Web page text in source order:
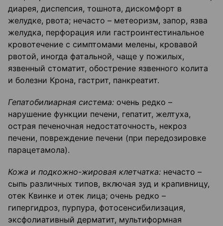
диарея, диспепсия, тошнота, дискомфорт в
желудке, рвота; нечасто – метеоризм, запор, язва
желудка, перфорация или гастроинтестинальное
кровотечение с симптомами мелены, кровавой
рвотой, иногда фатальной, чаще у пожилых,
язвенный стоматит, обострение язвенного колита
и болезни Крона, гастрит, панкреатит.
Гепатобилиарная система: очень редко –
нарушение функции печени, гепатит, желтуха,
острая печеночная недостаточность, некроз
печени, повреждение печени (при передозировке
парацетамола).
Кожа и подкожно-жировая клетчатка: нечасто –
сыпь различных типов, включая зуд и крапивницу,
отек Квинке и отек лица; очень редко –
гипергидроз, пурпура, фотосенсибилизация,
эксфолиативный дерматит, мультиформная